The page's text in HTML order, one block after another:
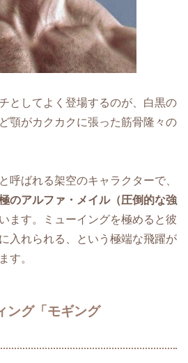
としてよく登場するのが、白黒の
顎がカクカクに張った筋骨隆々の
と呼ばれる架空のキャラクターで、
極のアルファ・メイル（圧倒的な強
ます。ミューイングを極めると彼
入れられる、という極端な飛躍が
す。
ング「モギング